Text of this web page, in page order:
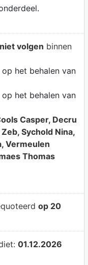
niet volgen binnen
het behalen van
het behalen van
Casper, Decru
Sychold Nina,
Vermeulen
Thomas
op 20
01.12.2026